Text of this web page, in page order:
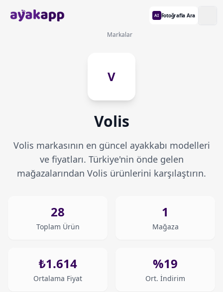
AI Fotoğrafla Ara
Markalar
V
Volis
Volis markasının en güncel ayakkabı modelleri
ve fiyatları. Türkiye'nin önde gelen
mağazalarından Volis ürünlerini karşılaştırın.
28
Toplam Ürün
1
Mağaza
₺1.614
Ortalama Fiyat
%19
Ort. İndirim